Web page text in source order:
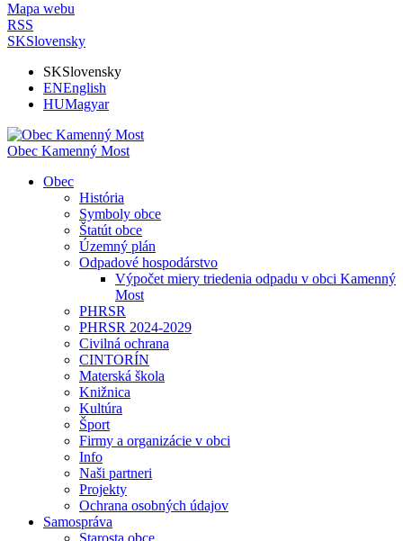
Mapa webu
RSS
SKSlovensky
SKSlovensky
ENEnglish
HUMagyar
Obec Kamenný Most
Obec
História
Symboly obce
Štatút obce
Územný plán
Odpadové hospodárstvo
Výpočet miery triedenia odpadu v obci Kamenný
Most
PHRSR
PHRSR 2024-2029
Civilná ochrana
CINTORÍN
Materská škola
Knižnica
Kultúra
Šport
Firmy a organizácie v obci
Info
Naši partneri
Projekty
Ochrana osobných údajov
Samospráva
Starosta obce